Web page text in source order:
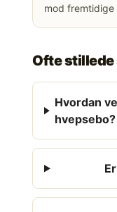
mod
Ofte
Hvordan
hvepsebo?